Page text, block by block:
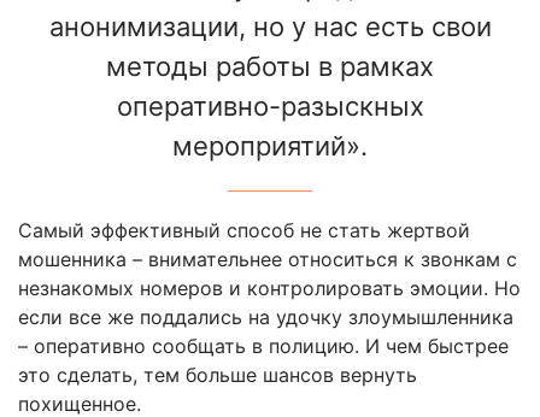
анонимизации, но у нас есть свои
методы работы в рамках
оперативно-разыскных
мероприятий».
Самый эффективный способ не стать жертвой
мошенника – внимательнее относиться к звонкам с
незнакомых номеров и контролировать эмоции. Но
если все же поддались на удочку злоумышленника
– оперативно сообщать в полицию. И чем быстрее
это сделать, тем больше шансов вернуть
похищенное.